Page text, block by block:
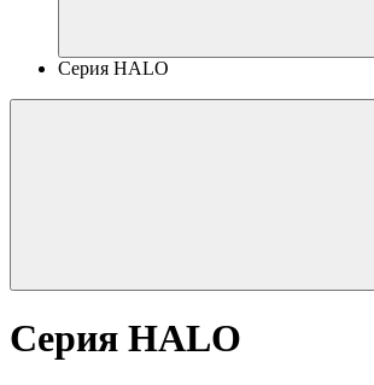
Серия HALO
Серия HALO